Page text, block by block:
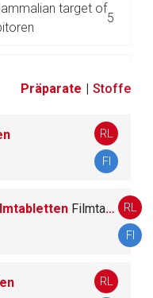
target of
5
aktivierte
3-
2
Rezeptor)-3
25
Präparate | Stoffe
RL
FI
Filmtablette
RL
FI
RL